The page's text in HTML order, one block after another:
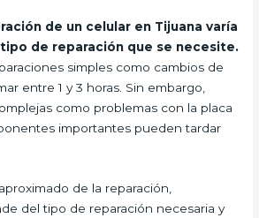
de un celular en Tijuana varía
de reparación que se necesite.
simples como cambios de
entre 1 y 3 horas. Sin embargo,
como problemas con la placa
importantes pueden tardar
de la reparación,
del tipo de reparación necesaria y